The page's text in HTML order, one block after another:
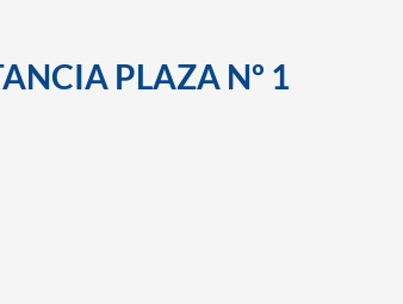
PLAZA Nº 1